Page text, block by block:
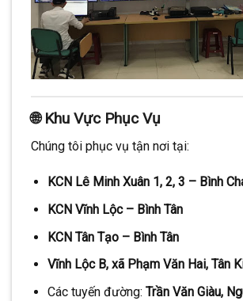
🌐 Khu Vực Phục Vụ
Chúng tôi phục vụ tận nơi tại:
KCN Lê Minh Xuân 1, 2, 3 – Bình
KCN Vĩnh Lộc – Bình Tân
KCN Tân Tạo – Bình Tân
Vĩnh Lộc B, xã Phạm Văn Hai, Tân
Các tuyến đường: Trần Văn Giàu,